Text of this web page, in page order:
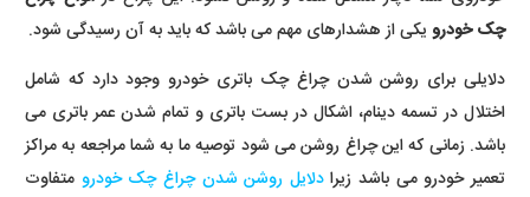
چک خودرو یکی از هشدارهای مهم می باشد که باید به آن رسیدگی شود.
دلایلی برای روشن شدن چراغ چک باتری خودرو وجود دارد که شامل
اختلال در تسمه دینام، اشکال در بست باتری و تمام شدن عمر باتری می
باشد. زمانی که این چراغ روشن می شود توصیه ما به شما مراجعه به مراکز
تعمیر خودرو می باشد زیرادلایل روشن شدن چراغ چک خودرو متفاوت